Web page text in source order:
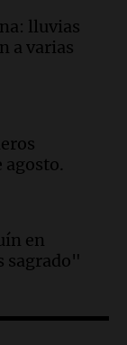
la
su
de
lluvias
a varias
agosto.
en
sagrado"